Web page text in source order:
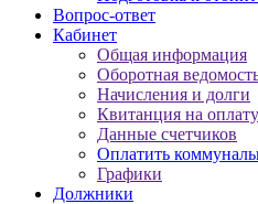
Вопрос-ответ
Кабинет
Общая информация
Оборотная
Начисления и долги
Квитанция на
Данные счетчиков
Оплатить
Графики
Должники